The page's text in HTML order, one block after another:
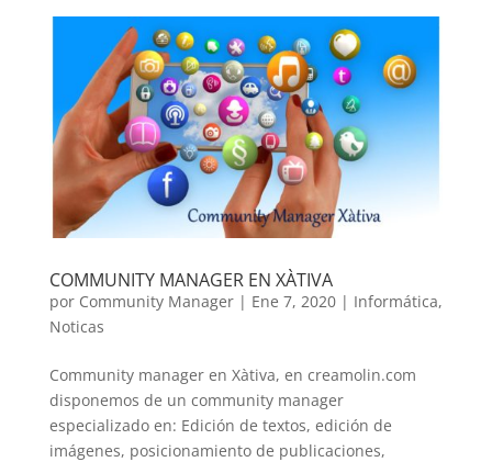
COMMUNITY MANAGER EN XÀTIVA
por Community Manager| Ene 7, 2020| Informática,
Noticas
Community manager en Xàtiva, en creamolin.com
disponemos de un community manager
especializado en: Edición de textos, edición de
imágenes, posicionamiento de publicaciones,